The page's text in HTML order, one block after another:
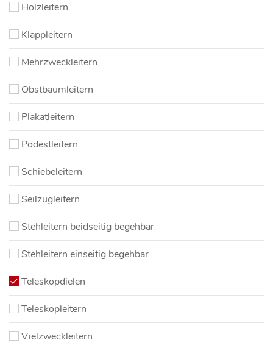
Holzleitern
Klappleitern
Mehrzweckleitern
Obstbaumleitern
Plakatleitern
Podestleitern
Schiebeleitern
Seilzugleitern
Stehleitern beidseitig begehbar
Stehleitern einseitig begehbar
Teleskopdielen
Teleskopleitern
Vielzweckleitern